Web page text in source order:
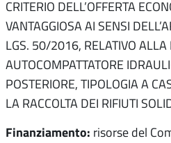
CRITERIO DELL’OFFERTA
VANTAGGIOSA AI SENSI
LGS. 50/2016, RELATIVO ALLA
AUTOCOMPATTATORE
POSTERIORE, TIPOLOGIA A
LA RACCOLTA DEI RIFIUTI
Finanziamento: risorse del